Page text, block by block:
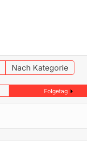
Nach Kategorie
Folgetag